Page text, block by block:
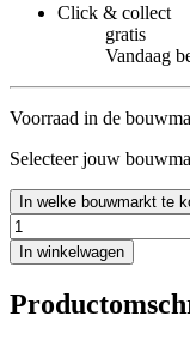
Click & collect
gratis
Vandaag
Voorraad in de
Selecteer jouw
In welke bouwmarkt te
In winkelwagen